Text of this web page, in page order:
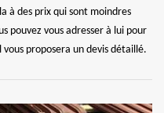
à des prix qui sont moindres
pouvez vous adresser à lui pour
proposera un devis détaillé.